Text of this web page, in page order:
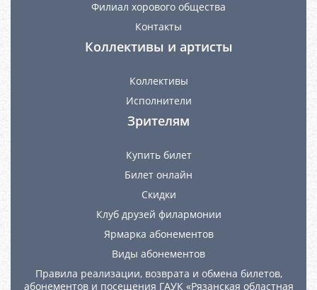
Филиал хорового общества
Контакты
Коллективы и артисты
Коллективы
Исполнители
Зрителям
Купить билет
Билет онлайн
Скидки
Клуб друзей филармонии
Ярмарка абонементов
Виды абонементов
Правила реализации, возврата и обмена билетов,
абонементов и посещения ГАУК «Рязанская областная